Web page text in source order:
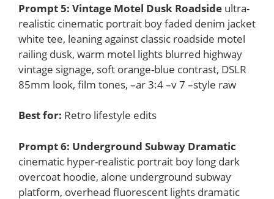
Prompt 5: Vintage Motel Dusk Roadside ultra-
realistic cinematic portrait boy faded denim jacket
white tee, leaning against classic roadside motel
railing dusk, warm motel lights blurred highway
vintage signage, soft orange-blue contrast, DSLR
85mm look, film tones, –ar 3:4 –v 7 –style raw
Best for: Retro lifestyle edits
Prompt 6: Underground Subway Dramatic
cinematic hyper-realistic portrait boy long dark
overcoat hoodie, alone underground subway
platform, overhead fluorescent lights dramatic